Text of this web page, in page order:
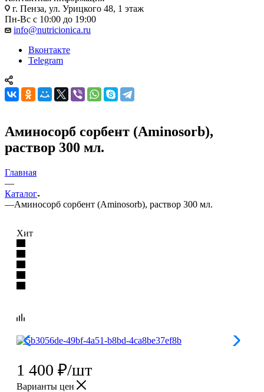
г. Пенза, ул. Урицкого 48, 1 этаж
Пн-Вс с 10:00 до 19:00
info@nutricionica.ru
Вконтакте
Telegram
Аминосорб сорбент (Aminosorb),
раствор 300 мл.
Главная
—
Каталог
—Аминосорб сорбент (Aminosorb), раствор 300 мл.
Хит
1 400 ₽/шт
Варианты цен